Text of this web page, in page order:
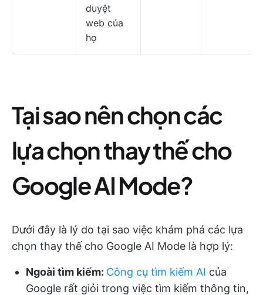
duyệt
web của
họ
Tại sao nên chọn các
lựa chọn thay thế cho
Google AI Mode?
Dưới đây là lý do tại sao việc khám phá các lựa
chọn thay thế cho Google AI Mode là hợp lý:
Ngoài tìm kiếm: Công cụ tìm kiếm AI của
Google rất giỏi trong việc tìm kiếm thông tin,